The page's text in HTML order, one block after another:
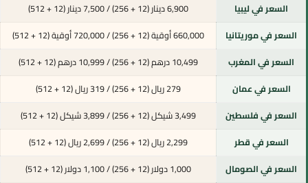
السعر في ليبيا
6,900 دينار (12 + 256) / 7,500 دينار (12 + 512)
السعر في موريتانيا
660,000 أوقية (12 + 256) / 720,000 أوقية (12 + 512)
السعر في المغرب
10,499 درهم (12 + 256) / 10,999 درهم (12 + 512)
السعر في عمان
279 ريال (12 + 256) / 319 ريال (12 + 512)
السعر في فلسطين
3,499 شيكل (12 + 256) / 3,899 شيكل (12 + 512)
السعر في قطر
2,299 ريال (12 + 256) / 2,699 ريال (12 + 512)
السعر في الصومال
1,000 دولار (12 + 256) / 1,100 دولار (12 + 512)